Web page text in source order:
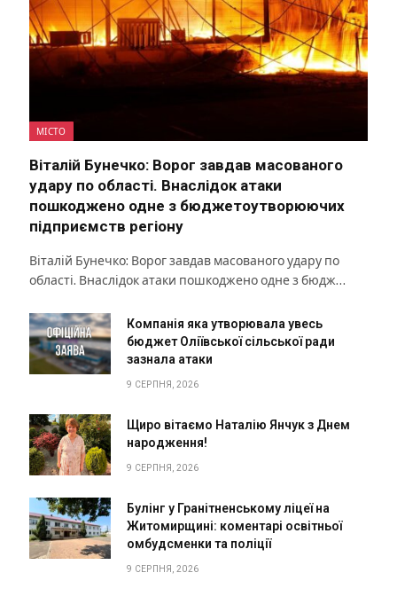
МІСТО
Віталій Бунечко: Ворог завдав масованого
удару по області. Внаслідок атаки
пошкоджено одне з бюджетоутворюючих
підприємств регіону
Віталій Бунечко: Ворог завдав масованого удару по
області. Внаслідок атаки пошкоджено одне з бюдж…
Компанія яка утворювала увесь
бюджет Оліївської сільської ради
зазнала атаки
9 СЕРПНЯ, 2026
Щиро вітаємо Наталію Янчук з Днем
народження!
9 СЕРПНЯ, 2026
Булінг у Гранітненському ліцеї на
Житомирщині: коментарі освітньої
омбудсменки та поліції
9 СЕРПНЯ, 2026